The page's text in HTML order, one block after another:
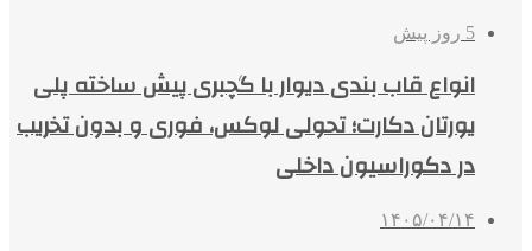
5 روز پیش
انواع قاب بندی دیوار با گچبری پیش ساخته پلی
یورتان دکارت؛ تحولی لوکس، فوری و بدون تخریب
در دکوراسیون داخلی
۱۴۰۵/۰۴/۱۴